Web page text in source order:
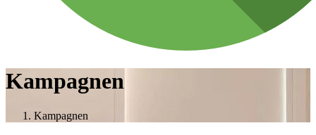
Kampagnen
Kampagnen